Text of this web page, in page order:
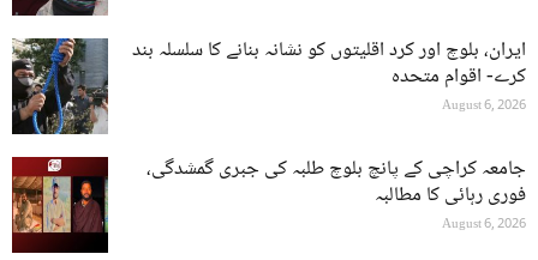
ایران، بلوچ اور کرد اقلیتوں کو نشانہ بنانے کا سلسلہ بند
کرے- اقوام متحدہ
August 6, 2026
جامعہ کراچی کے پانچ بلوچ طلبہ کی جبری گمشدگی،
فوری رہائی کا مطالبہ
August 6, 2026